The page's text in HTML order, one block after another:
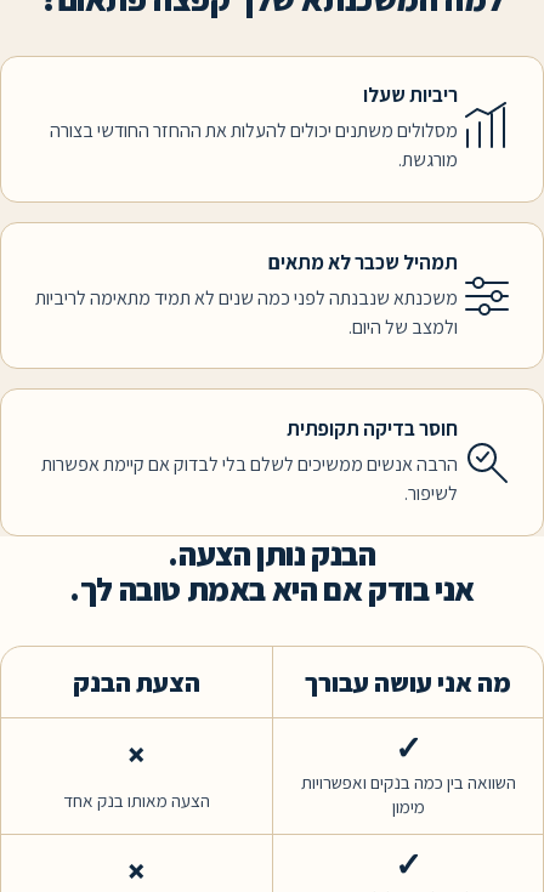
ריביות שעלו
מסלולים משתנים יכולים להעלות את ההחזר החודשי בצורה
תמהיל שכבר לא מתאים
משכנתא שנבנתה לפני כמה שנים לא תמיד מתאימה לריביות
ולמצב של היום.
חוסר בדיקה תקופתית
הרבה אנשים ממשיכים לשלם בלי לבדוק אם קיימת אפשרות
הבנק נותן הצעה.
בודק אם היא באמת טובה לך.
עושה עבורך הצעת הבנק
כמה בנקים ואפשרויות
הצעה מאותו בנק אחד